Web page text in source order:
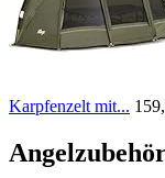
Karpfenzelt mit...